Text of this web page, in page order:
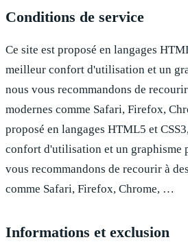
Conditions de service
Ce site est proposé en langages
meilleur confort d'utilisation et un
nous vous recommandons de
modernes comme Safari, Firefox,
proposé en langages HTML5 et
confort d'utilisation et un graphisme
vous recommandons de recourir à
comme Safari, Firefox, Chrome, …
Informations et exclusion